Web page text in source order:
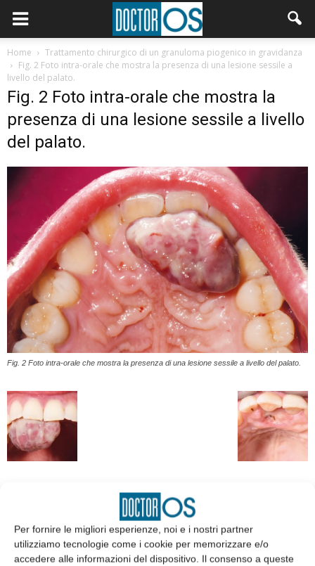
Per fornire le migliori esperienze, noi e i nostri partner
utilizziamo tecnologie come i cookie per memorizzare e/o
accedere alle informazioni del dispositivo. Il consenso a queste
Home
Trattamento chirurgico di un granuloma piogenico in gravidanza
Fig. 2 Foto intra-orale che mostra la presenza di una lesione sessile a
livello del palato.
Fig. 2 Foto intra-orale che mostra la
presenza di una lesione sessile a livello
del palato.
Fig. 2 Foto intra-orale che mostra la presenza di una lesione sessile a livello del palato.
EDICOLA